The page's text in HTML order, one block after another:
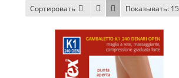
Сортировать Показывать: 15